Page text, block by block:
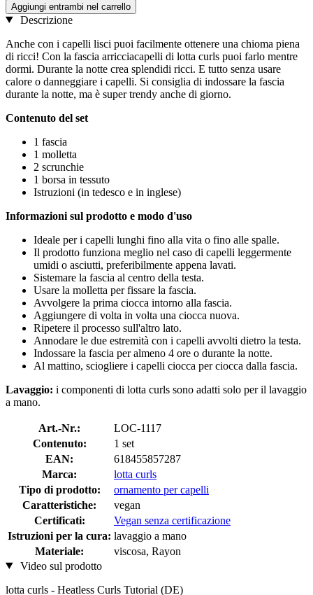
Aggiungi entrambi nel carrello
Descrizione
Anche con i capelli lisci puoi facilmente ottenere una chioma piena
di ricci! Con la fascia arricciacapelli di lotta curls puoi farlo mentre
dormi. Durante la notte crea splendidi ricci. E tutto senza usare
calore o danneggiare i capelli. Si consiglia di indossare la fascia
durante la notte, ma è super trendy anche di giorno.
Contenuto del set
1 fascia
1 molletta
2 scrunchie
1 borsa in tessuto
Istruzioni (in tedesco e in inglese)
Informazioni sul prodotto e modo d'uso
Ideale per i capelli lunghi fino alla vita o fino alle spalle.
Il prodotto funziona meglio nel caso di capelli leggermente
umidi o asciutti, preferibilmente appena lavati.
Sistemare la fascia al centro della testa.
Usare la molletta per fissare la fascia.
Avvolgere la prima ciocca intorno alla fascia.
Aggiungere di volta in volta una ciocca nuova.
Ripetere il processo sull'altro lato.
Annodare le due estremità con i capelli avvolti dietro la testa.
Indossare la fascia per almeno 4 ore o durante la notte.
Al mattino, sciogliere i capelli ciocca per ciocca dalla fascia.
Lavaggio: i componenti di lotta curls sono adatti solo per il lavaggio
a mano.
Art.-Nr.:
LOC-1117
Contenuto:
1 set
EAN:
618455857287
Marca:
lotta curls
Tipo di prodotto:
ornamento per capelli
Caratteristiche:
vegan
Certificati:
Vegan senza certificazione
Istruzioni per la cura: lavaggio a mano
Materiale:
viscosa, Rayon
Video sul prodotto
lotta curls - Heatless Curls Tutorial (DE)